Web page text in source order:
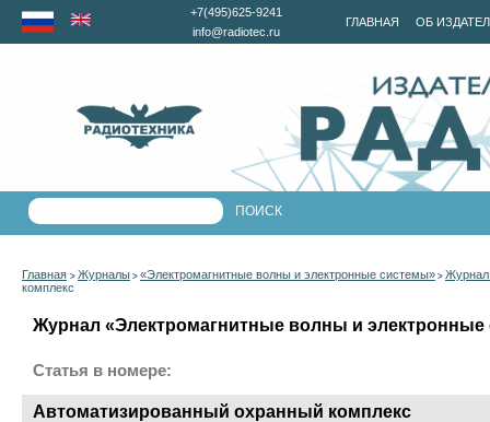
ГЛАВНАЯ ОБ
+7(495)625-9241
info@radiotec.ru
Главная > Журналы > «Электромагнитные волны и электронные системы» > Журнал
комплекс
Журнал «Электромагнитные волны и электронные
Статья в номере:
Автоматизированный охранный комплекс